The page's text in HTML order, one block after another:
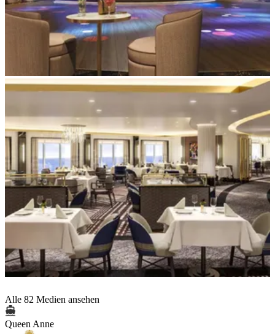
Alle 82 Medien ansehen
Queen Anne